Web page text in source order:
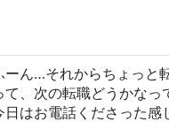
ーん…それからちょっと
て、次の転職どうかなっ
日はお電話くださった感